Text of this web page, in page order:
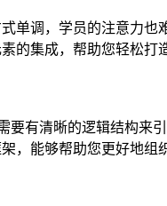
单调，学员的注意力
的集成，帮助您轻松打
要有清晰的逻辑结构来
，能够帮助您更好地组